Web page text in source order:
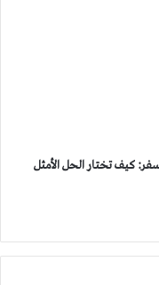
كيف تختار الحل الأمثل